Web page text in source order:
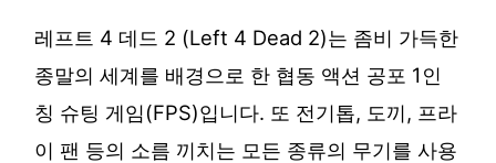
레프트 4 데드 2 (Left 4 Dead 2)는 좀비 가득한
종말의 세계를 배경으로 한 협동 액션 공포 1인
칭 슈팅 게임(FPS)입니다. 또 전기톱, 도끼, 프라
이 팬 등의 소름 끼치는 모든 종류의 무기를 사용